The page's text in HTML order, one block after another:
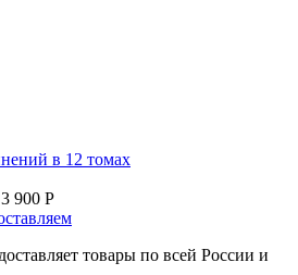
в 12 томах
3 900 Р
товары по всей России и